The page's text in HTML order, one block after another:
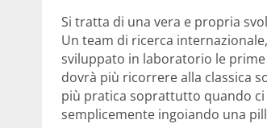
Si tratta di una vera e propria
Un team di ricerca
sviluppato in laboratorio le prime
dovrà più ricorrere alla classica
più pratica soprattutto quando
semplicemente ingoiando una